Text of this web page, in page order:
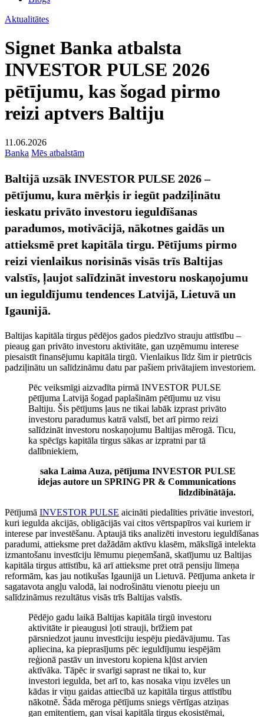
Aktualitātes
Signet Banka atbalsta
INVESTOR PULSE 2026
pētījumu, kas šogad pirmo
reizi aptvers Baltiju
11.06.2026
Banka Mēs atbalstām
Baltijā uzsāk INVESTOR PULSE 2026 –
pētījumu, kura mērķis ir iegūt padziļinātu
ieskatu privāto investoru ieguldīšanas
paradumos, motivācijā, nākotnes gaidās un
attieksmē pret kapitāla tirgu. Pētījums pirmo
reizi vienlaikus norisinās visās trīs Baltijas
valstīs, ļaujot salīdzināt investoru noskaņojumu
un ieguldījumu tendences Latvijā, Lietuvā un
Igaunijā.
Baltijas kapitāla tirgus pēdējos gados piedzīvo strauju attīstību –
pieaug gan privāto investoru aktivitāte, gan uzņēmumu interese
piesaistīt finansējumu kapitāla tirgū. Vienlaikus līdz šim ir pietrūcis
padziļinātu un salīdzināmu datu par pašiem privātajiem investoriem.
Pēc veiksmīgi aizvadīta pirmā INVESTOR PULSE
pētījuma Latvijā šogad paplašinām pētījumu uz visu
Baltiju. Šis pētījums ļaus ne tikai labāk izprast privāto
investoru paradumus katrā valstī, bet arī pirmo reizi
salīdzināt investoru noskaņojumu Baltijas mērogā. Ticu,
ka spēcīgs kapitāla tirgus sākas ar izpratni par tā
dalībniekiem,
saka Laima Auza, pētījuma INVESTOR PULSE
idejas autore un SPRING PR & Communications
līdzdibinātāja.
Pētījumā INVESTOR PULSE aicināti piedalīties privātie investori,
kuri iegulda akcijās, obligācijās vai citos vērtspapīros vai kuriem ir
interese par investēšanu. Aptaujā tiks analizēti investoru ieguldīšanas
paradumi, attieksme pret dažādām aktīvu klasēm, mākslīgā intelekta
izmantošanu investīciju lēmumu pieņemšanā, skatījumu uz Baltijas
kapitāla tirgus attīstību, kā arī attieksme pret otrā pensiju līmeņa
reformām, kas jau notikušas Igaunijā un Lietuvā. Pētījuma anketa ir
sagatavota angļu valodā, lai nodrošinātu vienotu pieeju un
salīdzināmus rezultātus visās trīs Baltijas valstīs.
Pēdējo gadu laikā Baltijas kapitāla tirgū investoru
aktivitāte ir pieaugusi ļoti strauji, brīžiem pat
pārsniedzot jaunu investīciju iespēju piedāvājumu. Tas
apliecina, ka pieprasījums pēc ieguldījumu iespējām
reģionā pastāv un investoru kopiena kļūst arvien
aktīvāka. Tāpēc ir svarīgi saprast ne tikai to, kur
investori iegulda, bet arī to, kas nosaka viņu izvēles un
kādas ir viņu gaidas attiecībā uz kapitāla tirgus attīstību
nākotnē. Šāda mēroga pētījums sniegs vērtīgas atziņas
gan emitentiem, gan visai kapitāla tirgus ekosistēmai,